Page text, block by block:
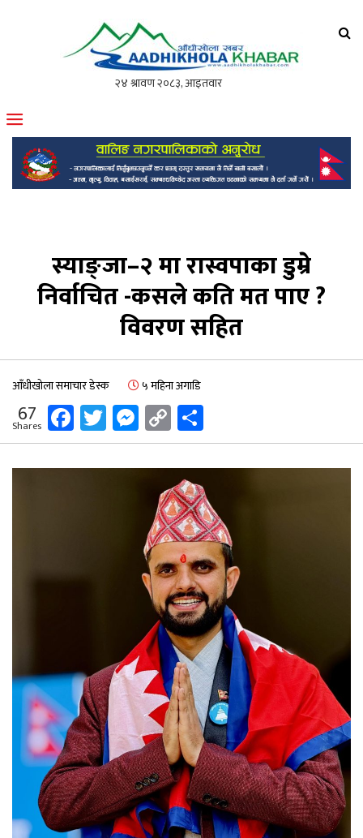
मोफसलकै लोकप्रिय अनलाइन पत्रिका
स्याङ्जा–२ मा रास्वपाका डुम्रे
निर्वाचित -कसले कति मत पाए ?
विवरण सहित
आँधीखोला समाचार डेस्क ५ महिना अगाडि
67
Shares Facebook
Twitter
Messenger
Copy
Link